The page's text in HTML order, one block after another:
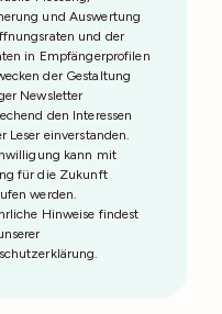
und Auswertung
und der
in Empfängerprofilen
der Gestaltung
Newsletter
den Interessen
Leser einverstanden.
kann mit
für die Zukunft
werden.
Hinweise findest
.